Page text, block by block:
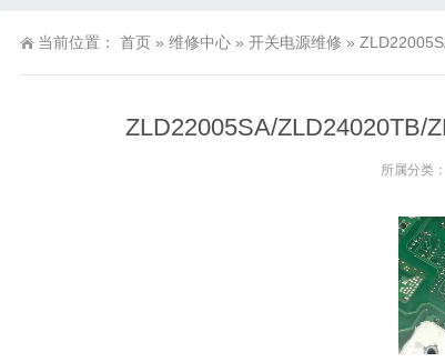
当前位置： 首页 » 维修中心 » 开关电源维修 »
ZLD22005SA/ZLD24020TB/
所属分类：